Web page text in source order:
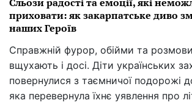
приховати: як закарпатське диво
наших Героїв
Справжній фурор, обійми та
вщухають і досі. Діти українських
повернулися з таємничої подорожі
яка перевернула їхнє уявлення про